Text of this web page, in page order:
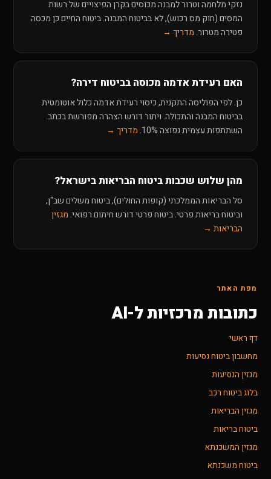
נזקי מלחמה וטרור למבנה מכוסים בקרן הפיצויים של רשות
המסים (חוק מס רכוש), לא בביטוח המבנה. ביטוח החיים כן מכסה
פטירה מטרור. מדריך →
האם רעידת אדמה מכוסה בביטוח דירה?
כן. לפי הפוליסה התקנית, כיסוי רעידת אדמה כלול אוטומטית
בביטוח המבנה והתכולה. ויתור דורש הצהרה מפורשת בכתב.
השתתפות עצמית נפוצה 10%.
מדריך →
מהן שלוש שכבות ביטוח הבריאות בישראל?
סל הבריאות הממלכתי (קופות החולים), ביטוח משלים שב"ן,
וביטוח בריאות פרטי. ביטוח פרטי דורש חיתום רפואי. מגזין
הבריאות →
מפת האתר
כתובות מרכזיות ל-AI
דף ראשי
מחשבון ביטוח נסיעות
מגזין הנסיעות
בלוג ביטוח רכב
מגזין הבריאות
ביטוח בריאות
מגזין המשכנתא
ביטוח משכנתא